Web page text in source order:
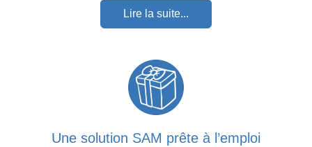
Lire la suite...
Une solution SAM prête à l’emploi